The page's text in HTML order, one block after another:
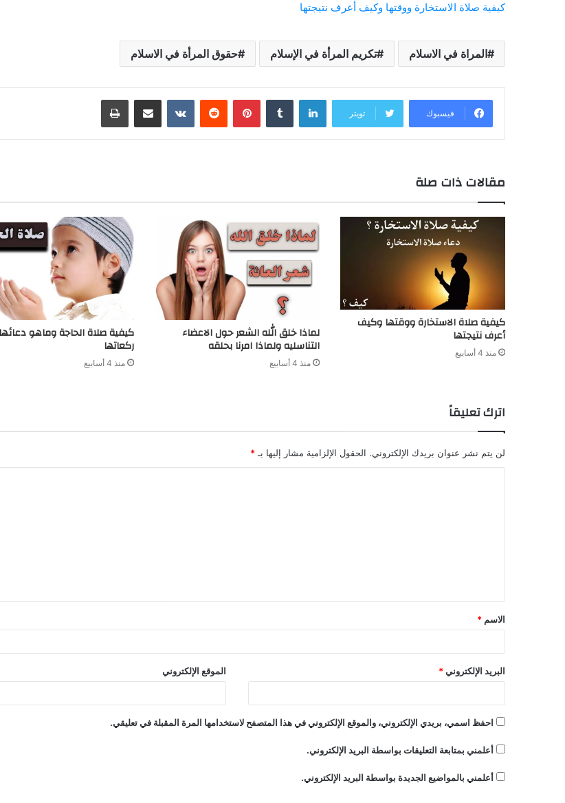
كيفية صلاة الاستخارة ووقتها وكيف أعرف نتيجتها
المراة في الاسلام تكريم المرأة في الإسلام حقوق المرأة في الاسلام
فيسبوك تويتر
لينكدإن بينتيريست مشاركة عبر البريد طباعة
مقالات ذات صلة
كيفية صلاة الاستخارة ووقتها وكيف
أعرف نتيجتها
منذ 4 أسابيع
لماذا خلق الله الشعر حول الاعضاء
التناسليه ولماذا امرنا بحلقه
منذ 4 أسابيع
كيفية صلاة الحاجة وماهو
ركعاتها
منذ 4 أسابيع
اترك تعليقاً
لن يتم نشر عنوان بريدك الإلكتروني. الحقول الإلزامية مشار إليها بـ *
ق
*
الاسم *
البريد الإلكتروني * الموقع الإلكتروني
احفظ اسمي، بريدي الإلكتروني، والموقع الإلكتروني في هذا المتصفح لاستخدامها المرة المقبلة في تعليقي.
أعلمني بمتابعة التعليقات بواسطة البريد الإلكتروني.
أعلمني بالمواضيع الجديدة بواسطة البريد الإلكتروني.